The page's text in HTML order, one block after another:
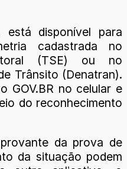
disponível para
cadastrada no
(TSE) ou no
Trânsito (Denatran).
GOV.BR no celular e
do reconhecimento
da prova de
da situação podem